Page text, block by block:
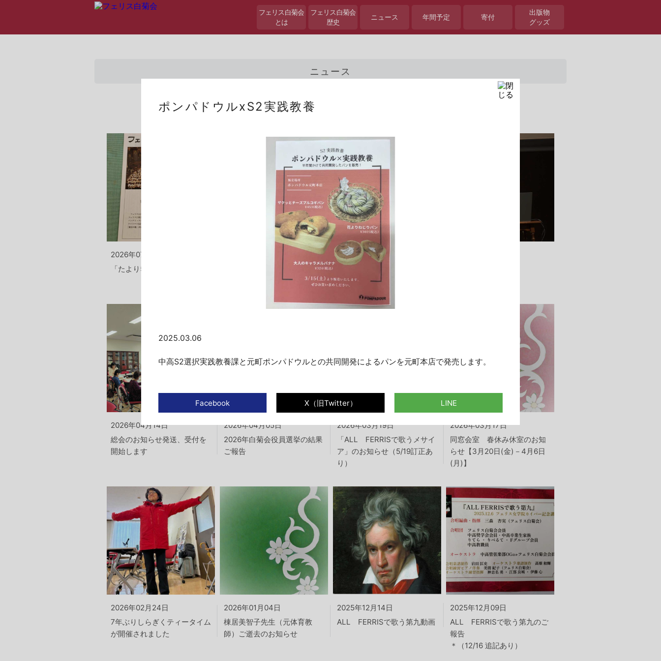
フェリス白菊会
とは
フェリス白菊会
歴史
ニュース 年間予定 寄付
出版物
グッズ
ニュース
2026年07月14日
「たより58号」発送
同窓会室夏季休室のお知らせ
2026年07月10日
ンサートのお知らせ
2026年04月14日
総会のお知らせ発送、受付を
開始します
2026年04月05日
2026年白菊会役員選挙の結果
ご報告
2026年03月19日
「ALL FERRISで歌うメサイ
ア」のお知らせ（5/19訂正あ
り）
2026年03月17日
同窓会室 春休み休室のお知
らせ【3月20日(金)－4月6日
(月)】
2026年02月24日
7年ぶりしらぎくティータイム
が開催されました
2026年01月04日
棟居美智子先生（元体育教
師）ご逝去のお知らせ
2025年12月14日
ALL FERRISで歌う第九動画
2025年12月09日
ALL FERRISで歌う第九のご
報告
＊（12/16 追記あり）
ポンパドウルxS2実践教養
2025.03.06
中高S2選択実践教養課と元町ポンパドウルとの共同開発によるパンを元町本店で発売します。